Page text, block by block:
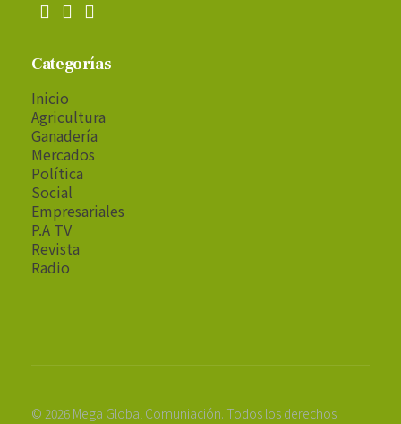
Categorías
Inicio
Agricultura
Ganadería
Mercados
Política
Social
Empresariales
P.A TV
Revista
Radio
© 2026 Mega Global Comuniación. Todos los derechos